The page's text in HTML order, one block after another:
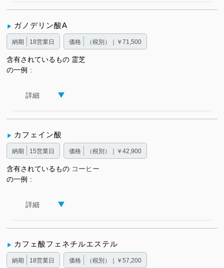
ガノデリン酸A
納期 18営業日 価格 （税別）｜￥71,500
含有されているもの
の一例
霊芝
詳細
カフェイン酸
納期 15営業日 価格 （税別）｜￥42,900
含有されているもの
の一例
コーヒー
詳細
カフェ酸フェネチルエステル
納期 18営業日 価格 （税別）｜￥57,200